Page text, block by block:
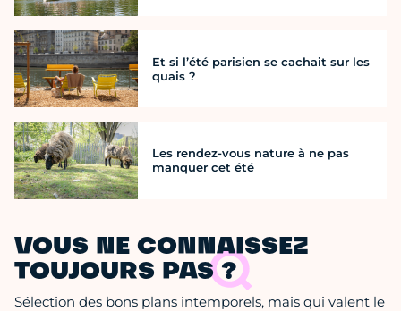
Et si l’été parisien se cachait sur les
quais ?
Les rendez-vous nature à ne pas
manquer cet été
VOUS NE CONNAISSEZ
TOUJOURS PAS ?
Sélection des bons plans intemporels, mais qui valent le